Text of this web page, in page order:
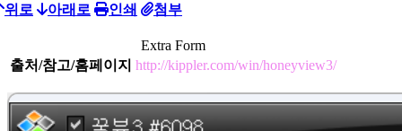
위로 아래로 인쇄 첨부
Extra Form
출처/참고/홈페이지 http://kippler.com/win/honeyview3/